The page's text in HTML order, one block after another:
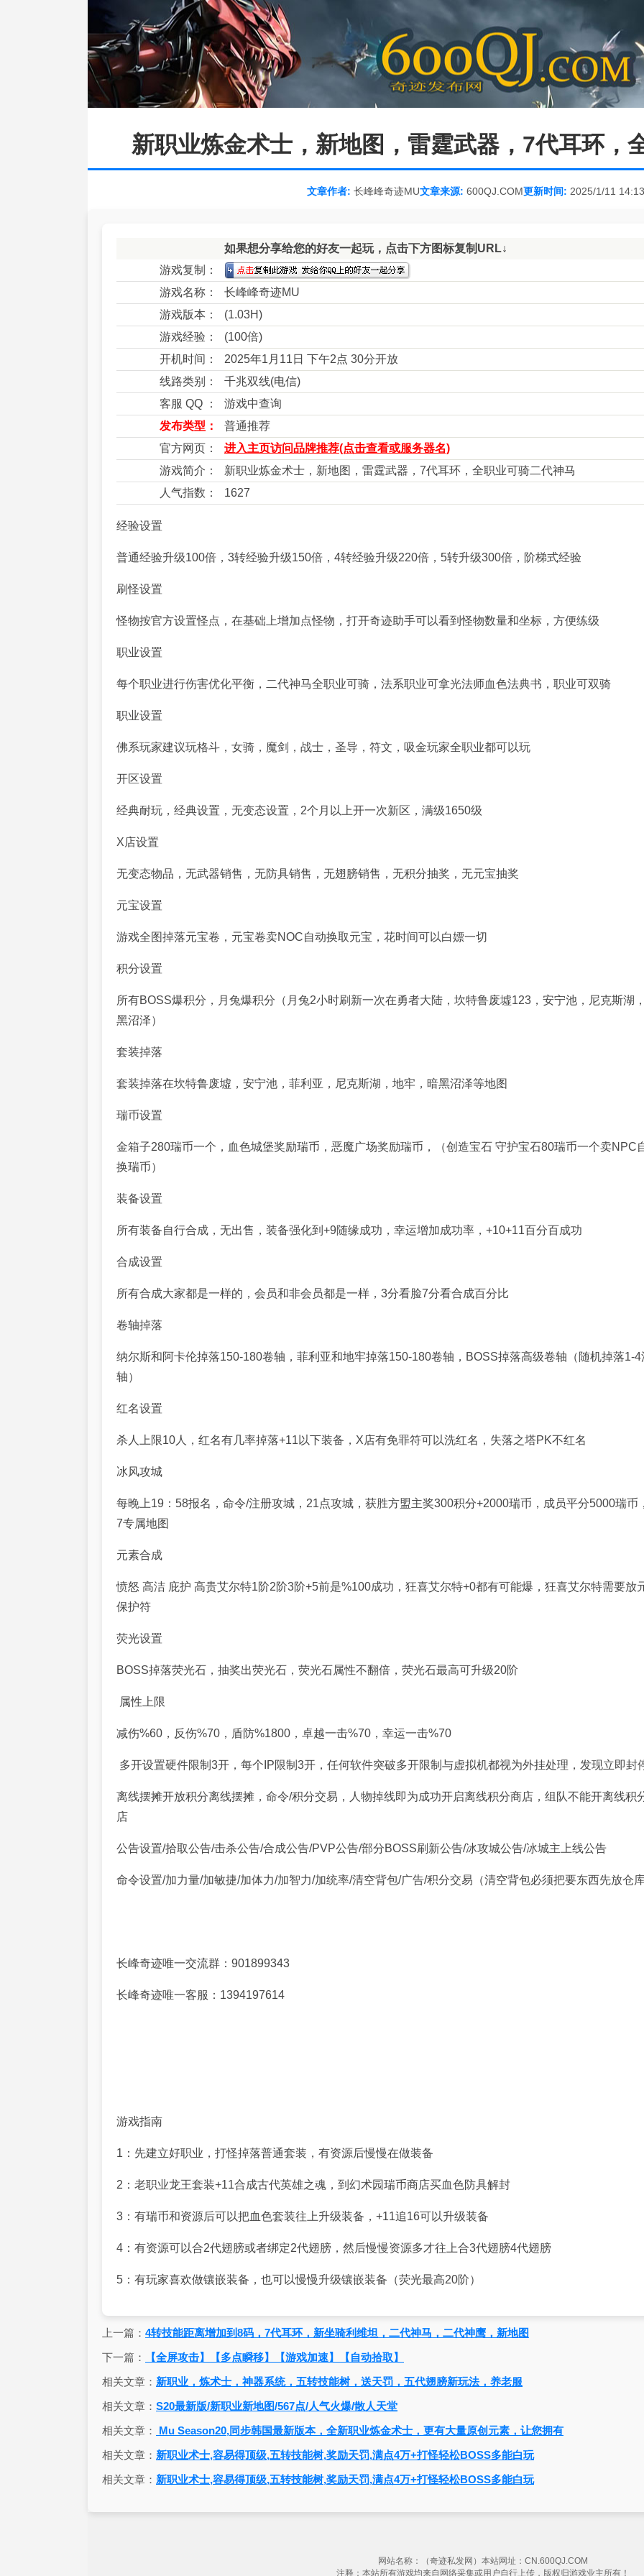
新职业炼金术士，新地图，雷霆武器，7代耳环，
文章作者: 长峰峰奇迹MU文章来源: 600QJ.COM更新时间: 2025/1/11
如果想分享给您的好友一起玩，点击下方图标复制URL↓
游戏复制：
游戏名称：
长峰峰奇迹MU
游戏版本：
(1.03H)
游戏经验：
(100倍)
开机时间：
2025年1月11日 下午2点 30分开放
线路类别：
千兆双线(电信)
客服 QQ ：
游戏中查询
发布类型：
普通推荐
官方网页：
进入主页访问品牌推荐(点击查看或服务器名)
游戏简介：
新职业炼金术士，新地图，雷霆武器，7代耳环，全职业可骑二代神马
人气指数：
1627
经验设置
普通经验升级100倍，3转经验升级150倍，4转经验升级220倍，5转升级300倍，阶梯式经验
刷怪设置
怪物按官方设置怪点，在基础上增加点怪物，打开奇迹助手可以看到怪物数量和坐标，方便练级
职业设置
每个职业进行伤害优化平衡，二代神马全职业可骑，法系职业可拿光法师血色法典书，职业可双骑
职业设置
佛系玩家建议玩格斗，女骑，魔剑，战士，圣导，符文，吸金玩家全职业都可以玩
开区设置
经典耐玩，经典设置，无变态设置，2个月以上开一次新区，满级1650级
X店设置
无变态物品，无武器销售，无防具销售，无翅膀销售，无积分抽奖，无元宝抽奖
元宝设置
游戏全图掉落元宝卷，元宝卷卖NOC自动换取元宝，花时间可以白嫖一切
积分设置
所有BOSS爆积分，月兔爆积分（月兔2小时刷新一次在勇者大陆，坎特鲁废墟123，安宁池，尼克斯湖
黑沼泽）
套装掉落
套装掉落在坎特鲁废墟，安宁池，菲利亚，尼克斯湖，地牢，暗黑沼泽等地图
瑞币设置
金箱子280瑞币一个，血色城堡奖励瑞币，恶魔广场奖励瑞币，（创造宝石 守护宝石80瑞币一个卖NPC
换瑞币）
装备设置
所有装备自行合成，无出售，装备强化到+9随缘成功，幸运增加成功率，+10+11百分百成功
合成设置
所有合成大家都是一样的，会员和非会员都是一样，3分看脸7分看合成百分比
卷轴掉落
纳尔斯和阿卡伦掉落150-180卷轴，菲利亚和地牢掉落150-180卷轴，BOSS掉落高级卷轴（随机掉落1-4
轴）
红名设置
杀人上限10人，红名有几率掉落+11以下装备，X店有免罪符可以洗红名，失落之塔PK不红名
冰风攻城
每晚上19：58报名，命令/注册攻城，21点攻城，获胜方盟主奖300积分+2000瑞币，成员平分5000瑞币
7专属地图
元素合成
愤怒 高洁 庇护 高贵艾尔特1阶2阶3阶+5前是%100成功，狂喜艾尔特+0都有可能爆，狂喜艾尔特需要放
保护符
荧光设置
BOSS掉落荧光石，抽奖出荧光石，荧光石属性不翻倍，荧光石最高可升级20阶
属性上限
减伤%60，反伤%70，盾防%1800，卓越一击%70，幸运一击%70
多开设置硬件限制3开，每个IP限制3开，任何软件突破多开限制与虚拟机都视为外挂处理，发现立即封
离线摆摊开放积分离线摆摊，命令/积分交易，人物掉线即为成功开启离线积分商店，组队不能开离线积
店
公告设置/拾取公告/击杀公告/合成公告/PVP公告/部分BOSS刷新公告/冰攻城公告/冰城主上线公告
命令设置/加力量/加敏捷/加体力/加智力/加统率/清空背包/广告/积分交易（清空背包必须把要东西先放仓库
长峰奇迹唯一交流群：901899343
长峰奇迹唯一客服：1394197614
游戏指南
1：先建立好职业，打怪掉落普通套装，有资源后慢慢在做装备
2：老职业龙王套装+11合成古代英雄之魂，到幻术园瑞币商店买血色防具解封
3：有瑞币和资源后可以把血色套装往上升级装备，+11追16可以升级装备
4：有资源可以合2代翅膀或者绑定2代翅膀，然后慢慢资源多才往上合3代翅膀4代翅膀
5：有玩家喜欢做镶嵌装备，也可以慢慢升级镶嵌装备（荧光最高20阶）
上一篇： 4转技能距离增加到8码，7代耳环，新坐骑利维坦，二代神马，二代神鹰，新地图
下一篇：
【全屏攻击】【多点瞬移】【游戏加速】【自动拾取】
相关文章： 新职业，炼术士，神器系统，五转技能树，送天罚，五代翅膀新玩法，养老服
相关文章： S20最新版/新职业新地图/567点/人气火爆/散人天堂
相关文章：
Mu Season20,同步韩国最新版本，全新职业炼金术士，更有大量原创元素，让您拥有
相关文章： 新职业术士,容易得顶级,五转技能树,奖励天罚,满点4万+打怪轻松BOSS多能白玩
相关文章： 新职业术士,容易得顶级,五转技能树,奖励天罚,满点4万+打怪轻松BOSS多能白玩
网站名称：（奇迹私发网）本站网址：CN.600QJ.COM
注释：本站所有游戏均来自网络采集或用户自行上传，版权归游戏业主所有！